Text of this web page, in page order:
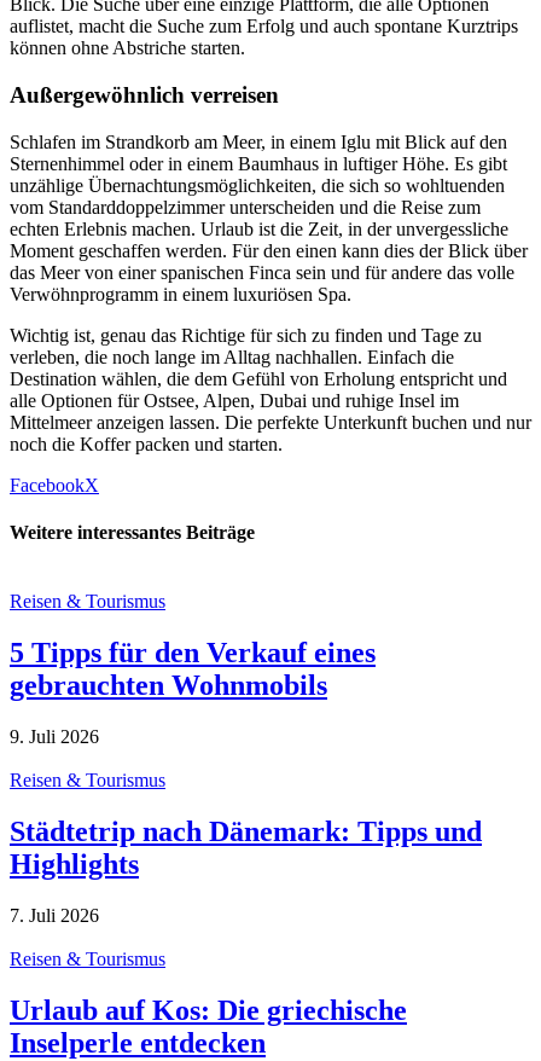
Blick. Die Suche über eine einzige Plattform, die alle Optionen
auflistet, macht die Suche zum Erfolg und auch spontane Kurztrips
können ohne Abstriche starten.
Außergewöhnlich verreisen
Schlafen im Strandkorb am Meer, in einem Iglu mit Blick auf den
Sternenhimmel oder in einem Baumhaus in luftiger Höhe. Es gibt
unzählige Übernachtungsmöglichkeiten, die sich so wohltuenden
vom Standarddoppelzimmer unterscheiden und die Reise zum
echten Erlebnis machen. Urlaub ist die Zeit, in der unvergessliche
Moment geschaffen werden. Für den einen kann dies der Blick über
das Meer von einer spanischen Finca sein und für andere das volle
Verwöhnprogramm in einem luxuriösen Spa.
Wichtig ist, genau das Richtige für sich zu finden und Tage zu
verleben, die noch lange im Alltag nachhallen. Einfach die
Destination wählen, die dem Gefühl von Erholung entspricht und
alle Optionen für Ostsee, Alpen, Dubai und ruhige Insel im
Mittelmeer anzeigen lassen. Die perfekte Unterkunft buchen und nur
noch die Koffer packen und starten.
FacebookX
Weitere interessantes Beiträge
Reisen & Tourismus
5 Tipps für den Verkauf eines
gebrauchten Wohnmobils
9. Juli 2026
Reisen & Tourismus
Städtetrip nach Dänemark: Tipps und
Highlights
7. Juli 2026
Reisen & Tourismus
Urlaub auf Kos: Die griechische
Inselperle entdecken